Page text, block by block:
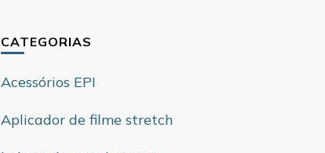
CATEGORIAS
Acessórios EPI
Aplicador de filme stretch